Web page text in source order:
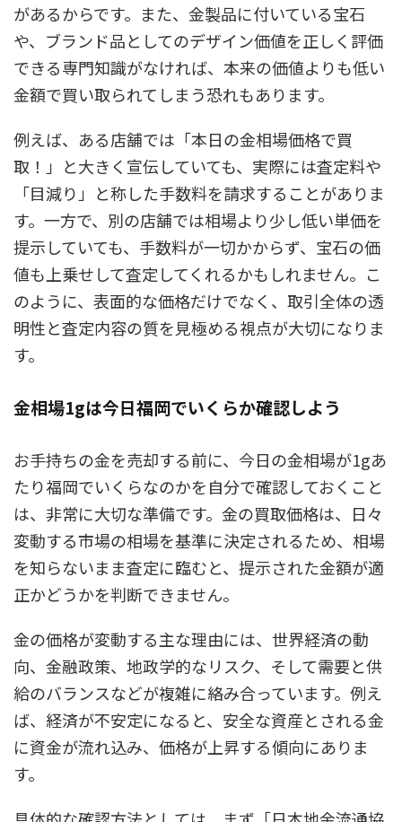
があるからです。また、金製品に付いている宝石
や、ブランド品としてのデザイン価値を正しく評価
できる専門知識がなければ、本来の価値よりも低い
金額で買い取られてしまう恐れもあります。
例えば、ある店舗では「本日の金相場価格で買
取！」と大きく宣伝していても、実際には査定料や
「目減り」と称した手数料を請求することがありま
す。一方で、別の店舗では相場より少し低い単価を
提示していても、手数料が一切かからず、宝石の価
値も上乗せして査定してくれるかもしれません。こ
のように、表面的な価格だけでなく、取引全体の透
明性と査定内容の質を見極める視点が大切になりま
す。
金相場1gは今日福岡でいくらか確認しよう
お手持ちの金を売却する前に、今日の金相場が1gあ
たり福岡でいくらなのかを自分で確認しておくこと
は、非常に大切な準備です。金の買取価格は、日々
変動する市場の相場を基準に決定されるため、相場
を知らないまま査定に臨むと、提示された金額が適
正かどうかを判断できません。
金の価格が変動する主な理由には、世界経済の動
向、金融政策、地政学的なリスク、そして需要と供
給のバランスなどが複雑に絡み合っています。例え
ば、経済が不安定になると、安全な資産とされる金
に資金が流れ込み、価格が上昇する傾向にありま
す。